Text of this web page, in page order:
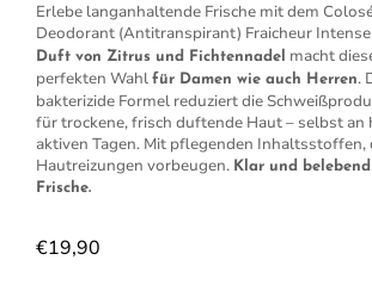
Erlebe langanhaltende Frische mit dem
Deodorant (Antitranspirant) Fraicheur
Duft von Zitrus und Fichtennadel
macht
perfekten Wahl für Damen wie auch Herren.
bakterizide Formel reduziert die
für trockene, frisch duftende Haut – selbst an
aktiven Tagen. Mit pflegenden Inhaltsstoffen,
Hautreizungen vorbeugen. Klar und
Frische.
€19,90